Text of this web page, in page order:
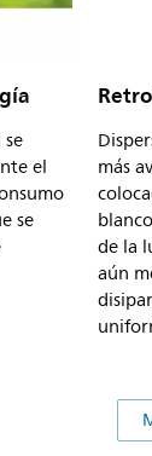
el
se
más
de la
aún